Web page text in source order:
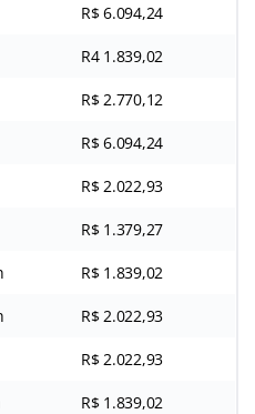
R$ 6.094,24
R4 1.839,02
R$ 2.770,12
R$ 6.094,24
R$ 2.022,93
R$ 1.379,27
R$ 1.839,02
R$ 2.022,93
R$ 2.022,93
R$ 1.839,02